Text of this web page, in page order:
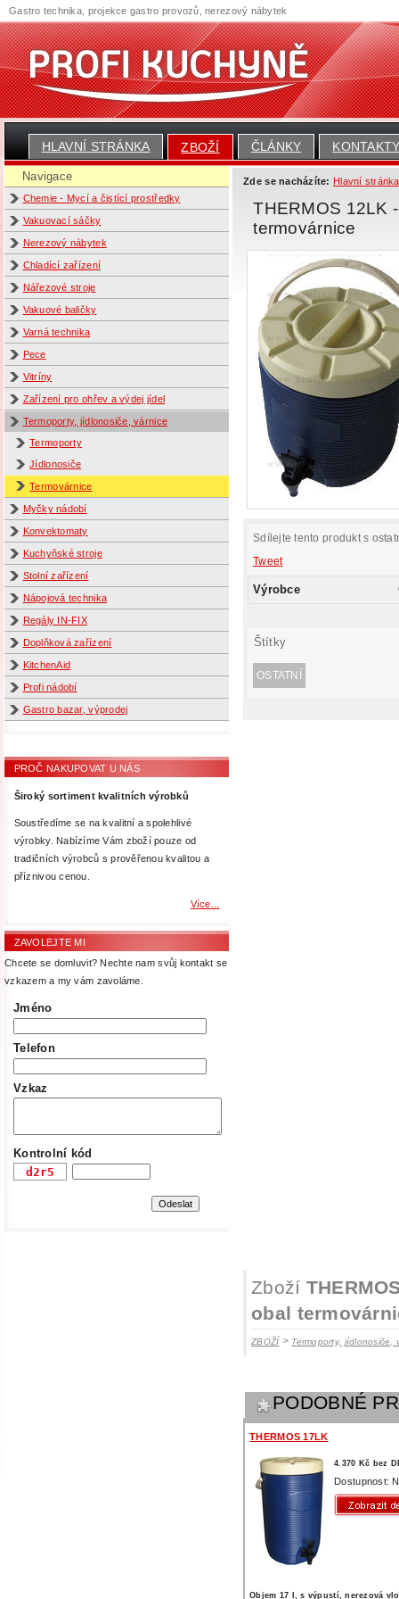
HLAVNÍ STRÁNKA ZBOŽÍ ČLÁNKY
Navigace
Chemie - Mycí a čistící prostředky
Vakuovací sáčky
Nerezový nábytek
Chladící zařízení
Nářezové stroje
Vakuové baličky
Varná technika
Pece
Vitríny
Zařízení pro ohřev a výdej jídel
Termoporty, jídlonosiče, várnice
Termoporty
Jídlonosiče
Termovárnice
Myčky nádobí
Konvektomaty
Kuchyňské stroje
Stolní zařízení
Nápojová technika
Regály IN-FIX
Doplňková zařízení
KitchenAid
Profi nádobí
Gastro bazar, výprodej
PROČ NAKUPOVAT U NÁS
Široký sortiment kvalitních výrobků
Soustředíme se na kvalitní a spolehlivé
výrobky. Nabízíme Vám zboží pouze od
tradičních výrobců s prověřenou kvalitou a
příznivou cenou.
Více...
ZAVOLEJTE MI
Chcete se domluvit? Nechte nam svůj kontakt se
vzkazem a my vám zavoláme.
Jméno
Telefon
Vzkaz
Kontrolní kód
Zde se nacházíte: Hlavní stránka
THERMOS 12LK
termovárnice
Sdílejte tento produkt s
Tweet
Výrobce
Štítky
OSTATNÍ
Zboží
obal
ZBOŽÍ > Termoporty, jídlonosiče,
PODOBNÉ
THERMOS 17LK
4.370 Kč bez
Dostupnost:
Objem 17 l, s výpustí, nerezová
Gastro technika, projekce gastro provozů, nerezový nábytek